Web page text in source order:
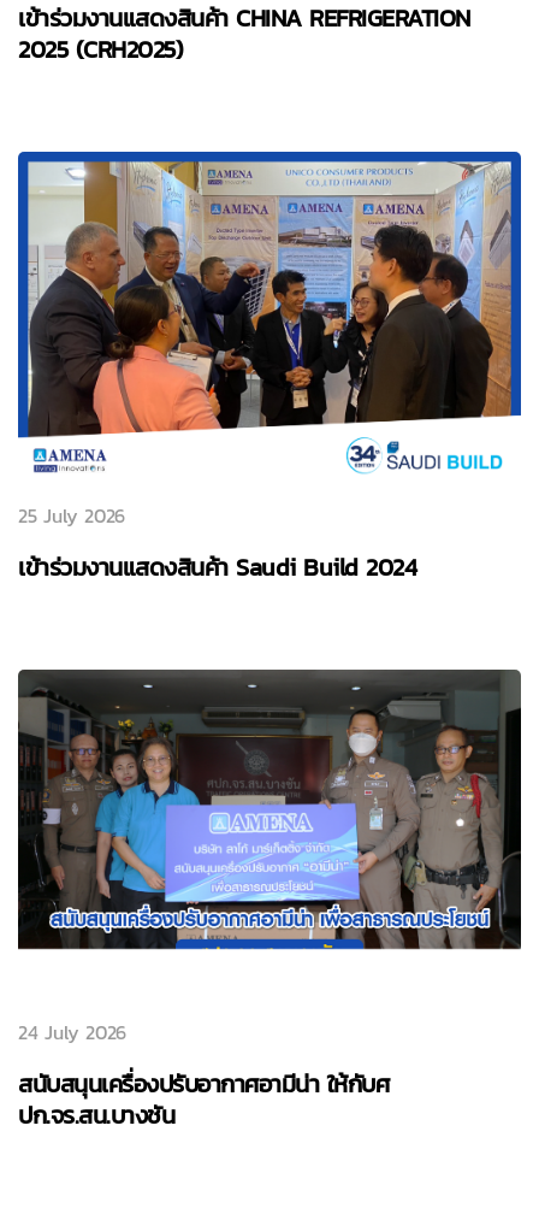
เข้าร่วมงานแสดงสินค้า CHINA REFRIGERATION
2025 (CRH2025)
25 July 2026
เข้าร่วมงานแสดงสินค้า Saudi Build 2024
24 July 2026
สนับสนุนเครื่องปรับอากาศอามีน่า ให้กับศ
ปก.จร.สน.บางชัน